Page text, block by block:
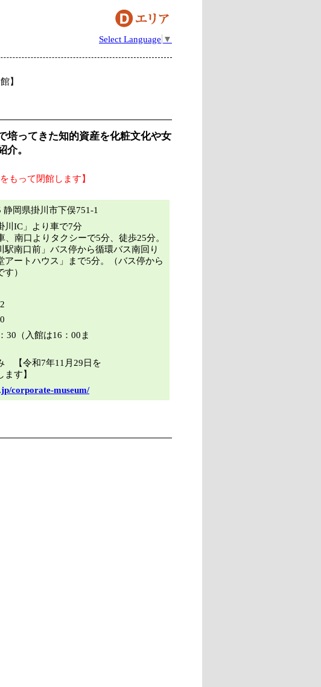
Select Language ▼
】
培ってきた知的資産を化粧文化や女
介。
もって閉館します】
静岡県掛川市下俣751-1
川IC」より車で7分
、南口よりタクシーで5分、徒歩25分。
駅南口前」バス停から循環バス南回り
アートハウス」まで5分。（バス停から
）
30（入館は16：00ま
【令和7年11月29日を
ます】
corporate-museum/